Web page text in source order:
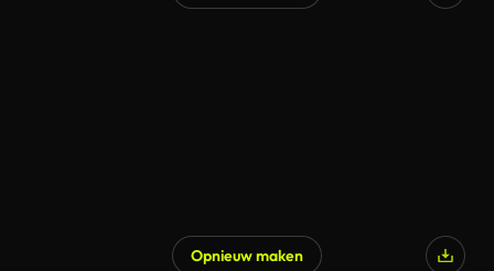
Opnieuw maken